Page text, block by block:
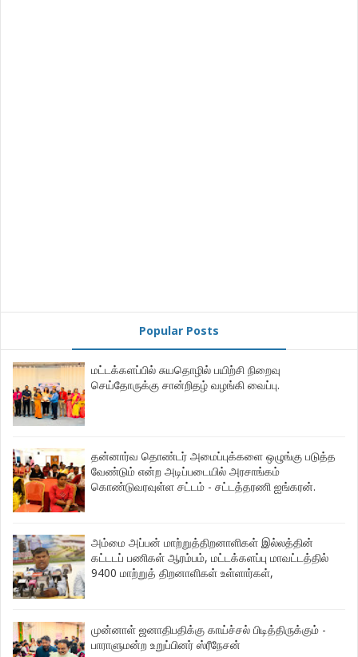
Popular Posts
மட்டக்களப்பில் சுயதொழில் பயிற்சி நிறைவு
செய்தோருக்கு சான்றிதழ் வழங்கி வைப்பு.
தன்னார்வ தொண்டர் அமைப்புக்களை ஒழுங்கு படுத்த
வேண்டும் என்ற அடிப்படையில் அரசாங்கம்
கொண்டுவரவுள்ள சட்டம் - சட்டத்தரணி ஐங்கரன்.
அம்மை அப்பன் மாற்றுத்திறனாளிகள் இல்லத்தின்
கட்டடப் பணிகள் ஆரம்பம், மட்டக்களப்பு மாவட்டத்தில்
9400 மாற்றுத் திறனாளிகள் உள்ளார்கள்,
முன்னாள் ஜனாதிபதிக்கு காய்ச்சல் பிடித்திருக்கும் -
பாராளுமன்ற உறுப்பினர் ஸ்ரீநேசன்